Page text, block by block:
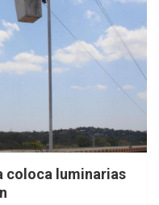
coloca luminarias